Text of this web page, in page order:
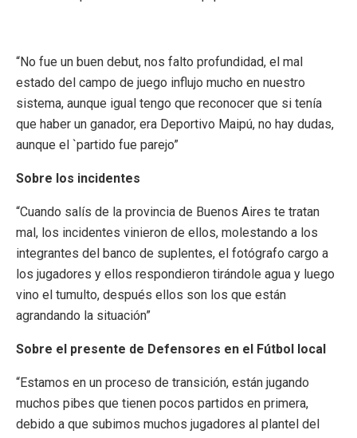
“No fue un buen debut, nos falto profundidad, el mal
estado del campo de juego influjo mucho en nuestro
sistema, aunque igual tengo que reconocer que si tenía
que haber un ganador, era Deportivo Maipú, no hay dudas,
aunque el `partido fue parejo”
Sobre los incidentes
“Cuando salís de la provincia de Buenos Aires te tratan
mal, los incidentes vinieron de ellos, molestando a los
integrantes del banco de suplentes, el fotógrafo cargo a
los jugadores y ellos respondieron tirándole agua y luego
vino el tumulto, después ellos son los que están
agrandando la situación”
Sobre el presente de Defensores en el Fútbol local
“Estamos en un proceso de transición, están jugando
muchos pibes que tienen pocos partidos en primera,
debido a que subimos muchos jugadores al plantel del